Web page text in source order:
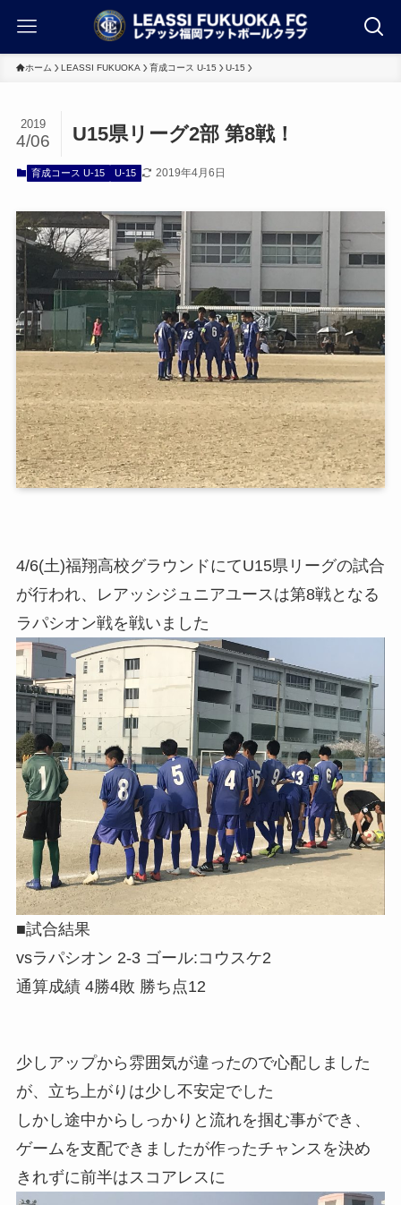
ホーム LEASSI FUKUOKA 育成コース U-15 U-15
U15県リーグ2部 第8戦！
2019
4/06
育成コース U-15 U-15 2019年4月6日
4/6(土)福翔高校グラウンドにてU15県リーグの試合
が行われ、レアッシジュニアユースは第8戦となる
ラパシオン戦を戦いました
■試合結果
vsラパシオン 2-3 ゴール:コウスケ2
通算成績 4勝4敗 勝ち点12
少しアップから雰囲気が違ったので心配しました
が、立ち上がりは少し不安定でした
しかし途中からしっかりと流れを掴む事ができ、
ゲームを支配できましたが作ったチャンスを決め
きれずに前半はスコアレスに